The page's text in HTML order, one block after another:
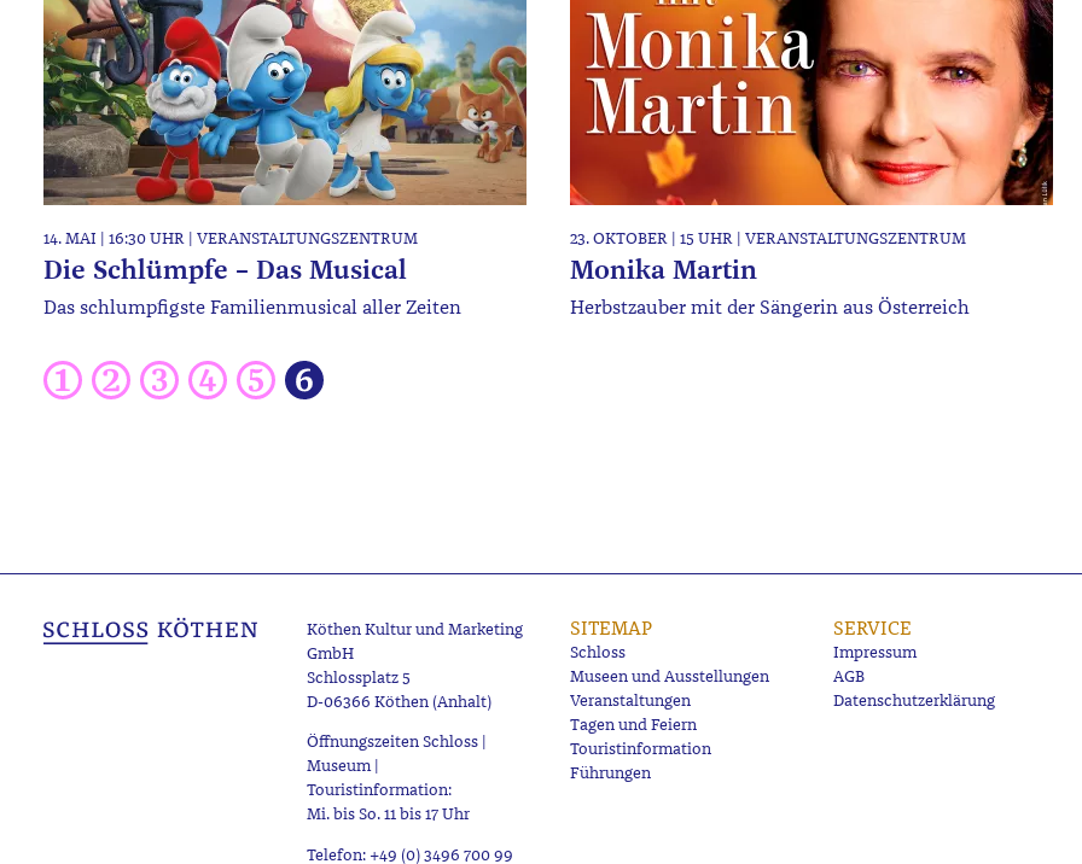
14. MAI | 16:30 UHR | VERANSTALTUNGSZENTRUM
Die Schlümpfe – Das Musical
Das schlumpfigste Familienmusical aller Zeiten
23. OKTOBER | 15 UHR | VERANSTALTUNGSZENTRUM
Monika Martin
Herbstzauber mit der Sängerin aus Österreich
Köthen Kultur und Marketing
GmbH
Schlossplatz 5
D-06366 Köthen (Anhalt)
Öffnungszeiten Schloss |
Museum |
Touristinformation:
Mi. bis So. 11 bis 17 Uhr
Telefon: +49 (0) 3496 700 99
SITEMAP
Schloss
Museen und Ausstellungen
Veranstaltungen
Tagen und Feiern
Touristinformation
Führungen
SERVICE
Impressum
AGB
Datenschutzerklärung